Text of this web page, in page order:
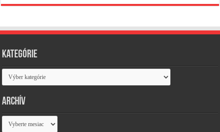
Kategórie
Kategórie
Archív
Archív